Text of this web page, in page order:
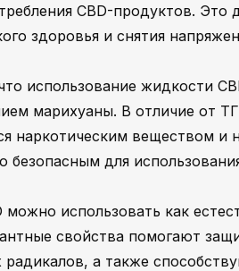
CBD-продуктов. Это
здоровья и снятия
использование жидкости
марихуаны. В отличие от
наркотическим веществом
безопасным для
можно использовать как
свойства помогают
радикалов, а также